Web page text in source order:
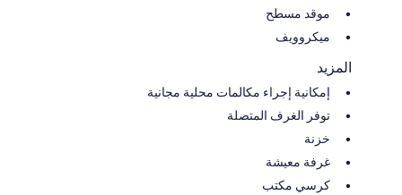
موقد مسطح
ميكروويف
المزيد
إمكانية إجراء مكالمات محلية مجانية
توفر الغرف المتصلة
خزنة
غرفة معيشة
كرسي مكتب